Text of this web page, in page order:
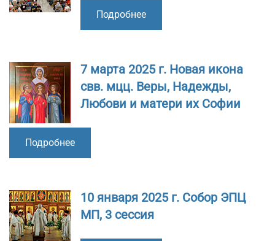
Подробнее
7 марта 2025 г. Новая икона
свв. мцц. Веры, Надежды,
Любови и матери их Софии
Подробнее
10 января 2025 г. Собор ЭПЦ
МП, 3 сессия